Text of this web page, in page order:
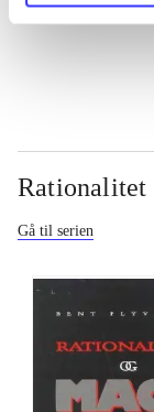
Rationalitet
Gå til serien